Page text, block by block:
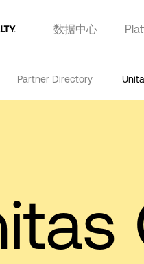
数据中心
Partner Directory